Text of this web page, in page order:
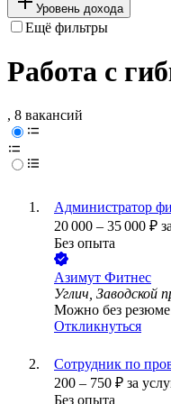
Уровень дохода
Ещё фильтры
Работа с
, 8 вакансий
Администратор
20 000 – 35 000 ₽
Без опыта
Азимут Фитнес
Углич, Заводской
Можно без резюме
Откликнуться
Сотрудник по
200 – 750 ₽ за
Без опыта